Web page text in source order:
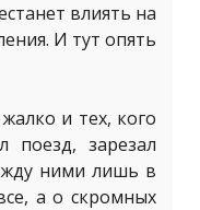
влиять на
И тут опять
и тех, кого
поезд, зарезал
ними лишь в
а о скромных